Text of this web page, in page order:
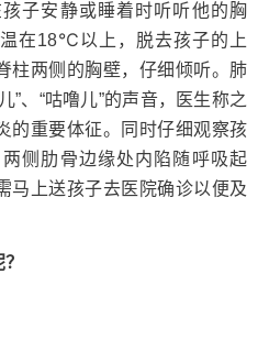
子安静或睡着时听听他的胸
在18℃以上，脱去孩子的上
柱两侧的胸壁，仔细倾听。肺
”、“咕噜儿”的声音，医生称之
的重要体征。同时仔细观察孩
侧肋骨边缘处内陷随呼吸起
马上送孩子去医院确诊以便及